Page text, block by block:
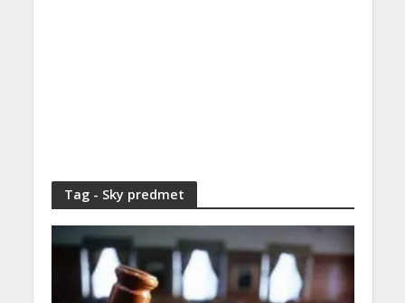
Tag - Sky predmet